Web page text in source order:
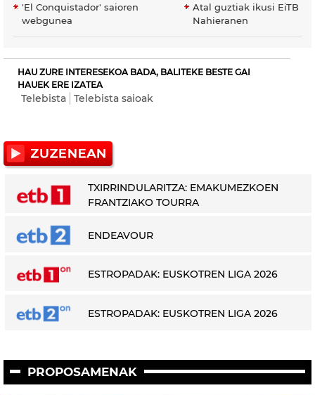
'El Conquistador' saioren
webgunea
Atal guztiak ikusi EiTB
Nahieranen
HAU ZURE INTERESEKOA BADA, BALITEKE BESTE GAI
HAUEK ERE IZATEA
Telebista Telebista saioak
TXIRRINDULARITZA: EMAKUMEZKOEN
FRANTZIAKO TOURRA
ENDEAVOUR
ESTROPADAK: EUSKOTREN LIGA 2026
ESTROPADAK: EUSKOTREN LIGA 2026
PROPOSAMENAK